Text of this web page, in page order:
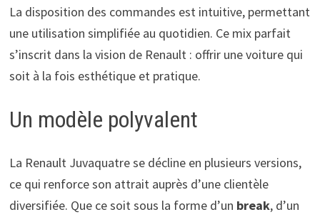
La disposition des commandes est intuitive, permettant
une utilisation simplifiée au quotidien. Ce mix parfait
s’inscrit dans la vision de Renault : offrir une voiture qui
soit à la fois esthétique et pratique.
Un modèle polyvalent
La Renault Juvaquatre se décline en plusieurs versions,
ce qui renforce son attrait auprès d’une clientèle
diversifiée. Que ce soit sous la forme d’un break, d’un